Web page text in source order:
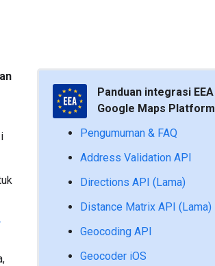
Panduan integrasi EEA
Google Maps Platform
Pengumuman & FAQ
Address Validation API
Directions API (Lama)
Distance Matrix API (Lama)
Geocoding API
Geocoder iOS